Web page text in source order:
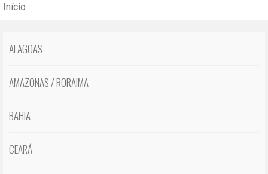
Início
ALAGOAS
AMAZONAS / RORAIMA
BAHIA
CEARÁ